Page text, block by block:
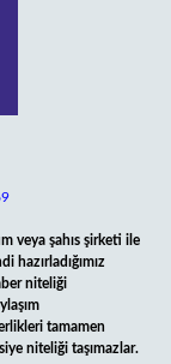
veya şahıs şirketi ile
hazırladığımız
niteliği
tamamen
niteliği taşımazlar.